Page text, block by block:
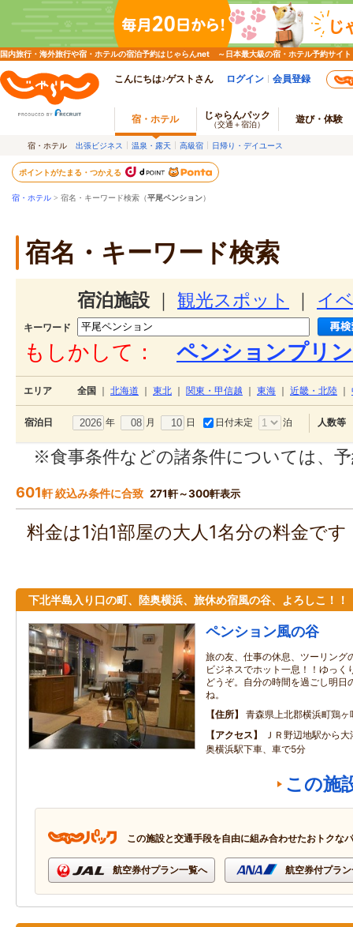
国内旅行・海外旅行や宿・ホテルの宿泊予約はじゃらんnet ～日本最大級の宿・ホテル予約サイト
こんにちは♪ゲストさん ログイン 会員登録
宿・ホテル じゃらんパック
（交通＋宿泊） 遊び・体験
宿・ホテル 出張ビジネス 温泉・露天 高級宿 日帰り・デイユース
ポイントがたまる・つかえる
宿・ホテル > 宿名・キーワード検索（平尾ペンション）
宿名・キーワード検索
宿泊施設 観光スポット イ
キーワード
もしかして： ペンションプリ
エリア 全国 北海道 東北 関東・甲信越 東海 近畿・北陸
宿泊日 年 月 日 日付未定 泊 人数等
※食事条件などの諸条件については、
601軒 絞込み条件に合致 271軒～300軒表示
料金は1泊1部屋の大人1名分の料金で
下北半島入り口の町、陸奥横浜、旅休め宿風の谷、よろしこ！！
ペンション風の谷
旅の友、仕事の休息、ツーリング
ビジネスでホット一息！！ゆっく
どうぞ。自分の時間を過ごし明日
ね。
住所
青森県上北郡横浜町鶏ヶ
アクセス
ＪＲ野辺地駅から
奥横浜駅下車、車で5分
この施
この施設と交通手段を自由に組み合わせたおトクな
航空券付プラン一覧へ 航空券付プラ